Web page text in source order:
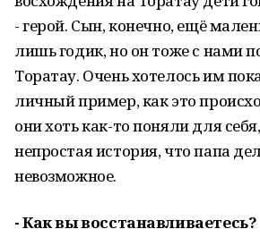
- герой. Сын, конечно, ещё
лишь годик, но он тоже с нами
Торатау. Очень хотелось им
личный пример, как это
они хоть как-то поняли для
непростая история, что папа
невозможное.
- Как вы восстанавливаетесь?